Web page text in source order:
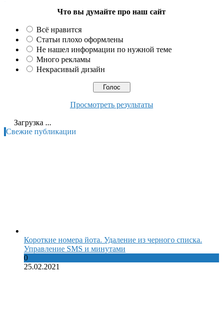
Что вы думайте про наш сайт
Всё нравится
Статьи плохо оформлены
Не нашел информации по нужной теме
Много рекламы
Некрасивый дизайн
Просмотреть результаты
Загрузка ...
Свежие публикации
Короткие номера йота. Удаление из черного списка.
Управление SMS и минутами
0
25.02.2021